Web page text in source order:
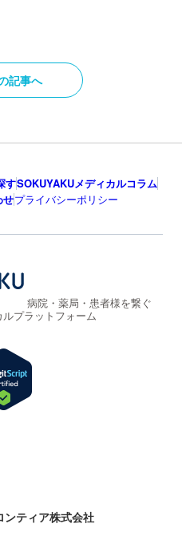
記事へ
すSOKUYAKUメディカルコラム
せプライバシーポリシー
病院・薬局・患者様を繋ぐ
プラットフォーム
ティア株式会社